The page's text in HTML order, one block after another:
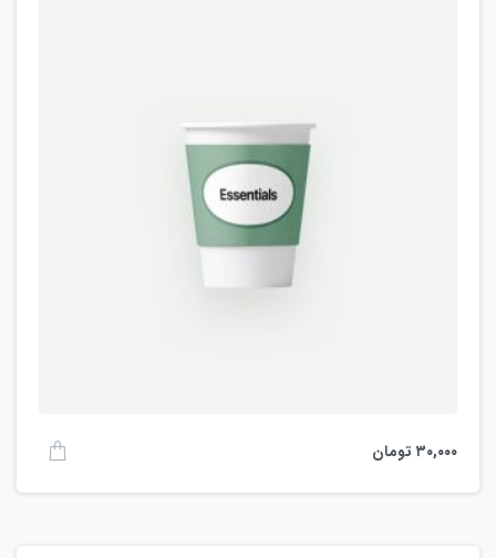
۳۰,۰۰۰ تومان